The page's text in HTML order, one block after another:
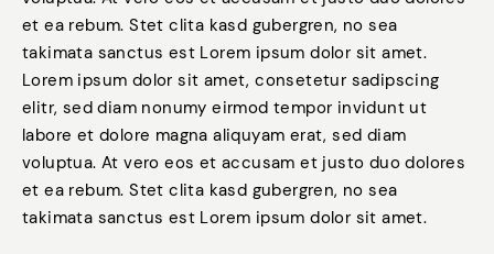
et ea rebum. Stet clita kasd gubergren, no sea
takimata sanctus est Lorem ipsum dolor sit amet.
Lorem ipsum dolor sit amet, consetetur sadipscing
elitr, sed diam nonumy eirmod tempor invidunt ut
labore et dolore magna aliquyam erat, sed diam
voluptua. At vero eos et accusam et justo duo dolores
et ea rebum. Stet clita kasd gubergren, no sea
takimata sanctus est Lorem ipsum dolor sit amet.